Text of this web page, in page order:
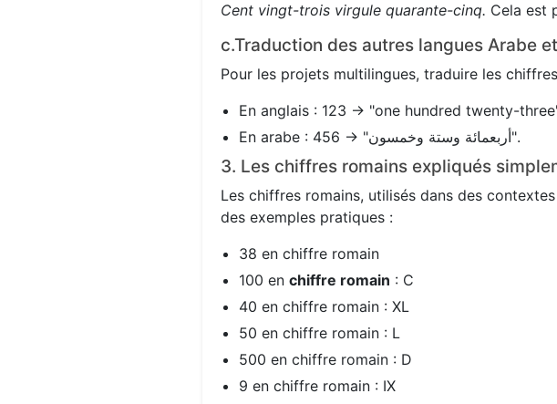
Cent vingt-trois virgule quarante-cinq. Cela est
c.Traduction des autres langues Arabe
Pour les projets multilingues, traduire les
En anglais : 123 → "one hundred twenty-
En arabe : 456 → "أربعمائة وستة وخمسون".
3. Les chiffres romains expliqués
Les chiffres romains, utilisés dans des
des exemples pratiques :
38 en chiffre romain
100 en chiffre romain : C
40 en chiffre romain : XL
50 en chiffre romain : L
500 en chiffre romain : D
9 en chiffre romain : IX